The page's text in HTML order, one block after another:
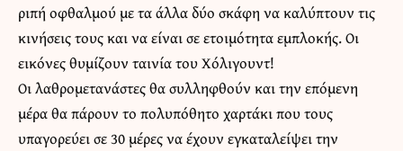
ριπή οφθαλμού με τα άλλα δύο σκάφη να καλύπτουν τις
κινήσεις τους και να είναι σε ετοιμότητα εμπλοκής. Οι
εικόνες θυμίζουν ταινία του Χόλιγουντ!
Οι λαθρομετανάστες θα συλληφθούν και την επόμενη
μέρα θα πάρουν το πολυπόθητο χαρτάκι που τους
υπαγορεύει σε 30 μέρες να έχουν εγκαταλείψει την